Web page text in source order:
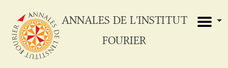
ANNALES DE L'INSTITUT
FOURIER